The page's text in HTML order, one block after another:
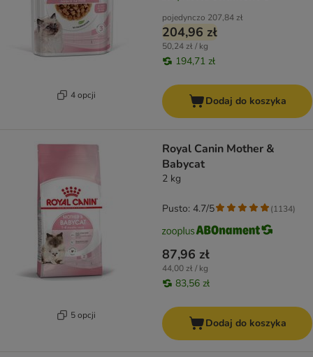
4 opcji
pojedynczo 207,84 zł
204,96 zł
50,24 zł / kg
194,71 zł
Dodaj do koszyka
5 opcji
Royal Canin Mother &
Babycat
2 kg
87,96 zł
44,00 zł / kg
83,56 zł
Pusto: 4.7/5 (1134)
Dodaj do koszyka